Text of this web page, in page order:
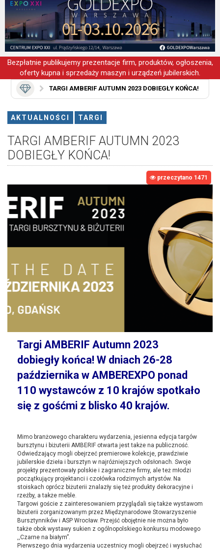
Bezpłatnie publikujemy prezentacje firm, produktów, ogłoszenia,
oferty kupna i sprzedaży maszyn i urządzeń jubilerskich.
TARGI AMBERIF AUTUMN 2023 DOBIEGŁY KOŃCA!
AKTUALNOŚCI TARGI
TARGI AMBERIF AUTUMN 2023
DOBIEGŁY KOŃCA!
przeczytano 1471
Targi AMBERIF Autumn 2023
dobiegły końca! W dniach 26-28
października w AMBEREXPO ponad
110 wystawców z 10 krajów spotkało
się z gośćmi z blisko 40 krajów.
Mimo branżowego charakteru wydarzenia, jesienna edycja targów
bursztynu i biżuterii AMBERIF otwarta jest także na publiczność.
Odwiedzający mogli obejrzeć premierowe kolekcje, prawdziwie
jubilerskie dzieła i bursztyn w najróżniejszych odsłonach. Swoje
projekty prezentowały polskie i zagraniczne firmy, ale też młodzi
początkujący projektanci i czołówka rodzimych artystów. Na
stoiskach oprócz biżuterii znalazły się też produkty dekoracyjne i
rzeźby, a także meble.
Targowi goście z zainteresowaniem przyglądali się także wystawom
biżuterii zorganizowanym przez Międzynarodowe Stowarzyszenie
Bursztynników i ASP Wrocław. Przejść obojętnie nie można było
także obok wystawy sukien z ogólnopolskiego konkursu modowego
,,Czarne na białym”.
Pierwszego dnia wydarzenia uczestnicy mogli obejrzeć i wysłuchać